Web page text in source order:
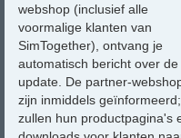
webshop (inclusief alle
voormalige klanten van
SimTogether), ontvang je
automatisch bericht over de
update. De partner-
zijn inmiddels
zullen hun productpagina's